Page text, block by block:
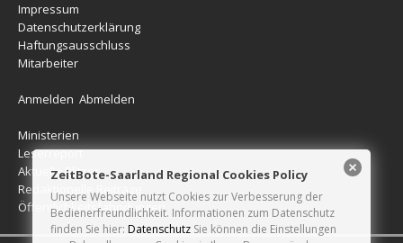
Impressum
Datenschutzerklärung
Haftungsausschluss
Mitarbeiter
Anmelden Abmelden
Ministerien
Leserreport
Aktuelle Blitzer
Redaktionelle Beiträge
Öffentlichkeitsfahndungen
ZeitBote-Saarland Regional Cookies Policy
Unsere Webseite nutzt Cookies zur Verbesserung der
Bedienerfreundlichkeit. Informationen zum Datenschutz
finden Sie hier: Datenschutz Sie können die Einstellungen